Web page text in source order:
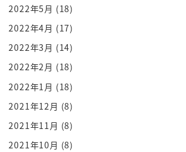
シナリオが描けてくるということでご
ますそれを理解するためにももう一度
ね
振り返ってもう一度今を考えてみまし
まず最初に理解して呼ばなきゃいけな
が1910年日韓併合ということで朝鮮
半島は日本が支配し始めましたこれを
人は忘れてる可能性が大きいですね
2022年5月 (18)
2022年4月 (17)
2022年3月 (14)
2022年2月 (18)
2022年1月 (18)
2021年12月 (8)
2021年11月 (8)
2021年10月 (8)